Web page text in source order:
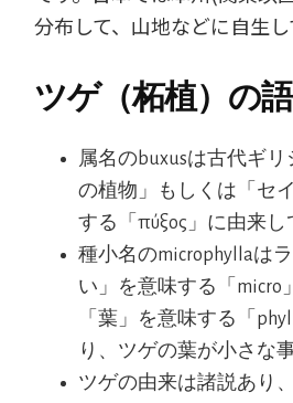
分布して、山地などに自生し
ツゲ（柘植）の
属名のbuxusは古代ギ
の植物」もしくは「セ
する「πύξος」に由来し
種小名のmicrophyllaは
い」を意味する「micro
「葉」を意味する「
り、ツゲの葉が小さな
ツゲの由来は諸説あり